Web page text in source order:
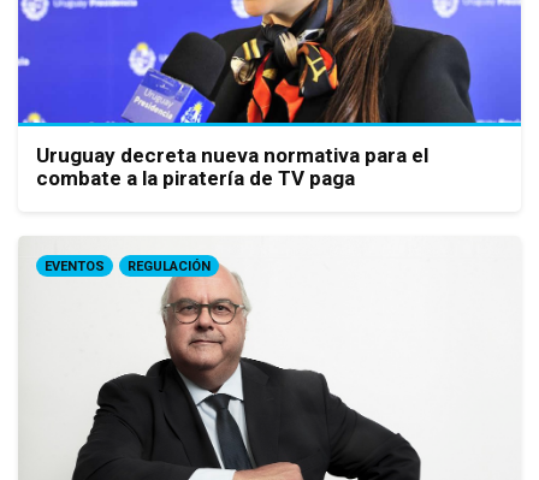
Uruguay decreta nueva normativa para el
combate a la piratería de TV paga
EVENTOS REGULACIÓN